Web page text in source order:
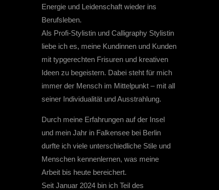
Energie und Leidenschaft wieder ins
Berufsleben.
Als Profi-Stylistin und Calligraphy Stylistin
liebe ich es, meine Kundinnen und Kunden
mit typgerechten Frisuren und kreativen
Ideen zu begeistern. Dabei steht für mich
immer der Mensch im Mittelpunkt – mit all
seiner Individualität und Ausstrahlung.
Durch meine Erfahrungen auf der Insel
und mein Jahr in Falkensee bei Berlin
durfte ich viele unterschiedliche Stile und
Menschen kennenlernen, was meine
Arbeit bis heute bereichert.
Seit Januar 2024 bin ich Teil des